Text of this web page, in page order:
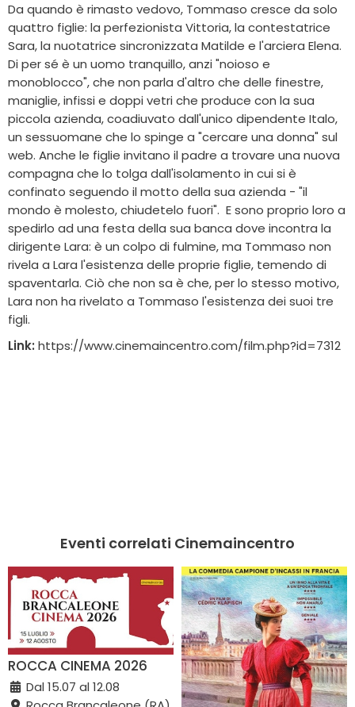
Da quando è rimasto vedovo, Tommaso cresce da solo
quattro figlie: la perfezionista Vittoria, la contestatrice
Sara, la nuotatrice sincronizzata Matilde e l'arciera Elena.
Di per sé è un uomo tranquillo, anzi "noioso e
monoblocco", che non parla d'altro che delle finestre,
maniglie, infissi e doppi vetri che produce con la sua
piccola azienda, coadiuvato dall'unico dipendente Italo,
un sessuomane che lo spinge a "cercare una donna" sul
web. Anche le figlie invitano il padre a trovare una nuova
compagna che lo tolga dall'isolamento in cui si è
confinato seguendo il motto della sua azienda - "il
mondo è molesto, chiudetelo fuori". E sono proprio loro a
spedirlo ad una festa della sua banca dove incontra la
dirigente Lara: è un colpo di fulmine, ma Tommaso non
rivela a Lara l'esistenza delle proprie figlie, temendo di
spaventarla. Ciò che non sa è che, per lo stesso motivo,
Lara non ha rivelato a Tommaso l'esistenza dei suoi tre
figli.
Link: https://www.cinemaincentro.com/film.php?id=7312
Eventi correlati Cinemaincentro
ROCCA CINEMA 2026
Dal 15.07 al 12.08